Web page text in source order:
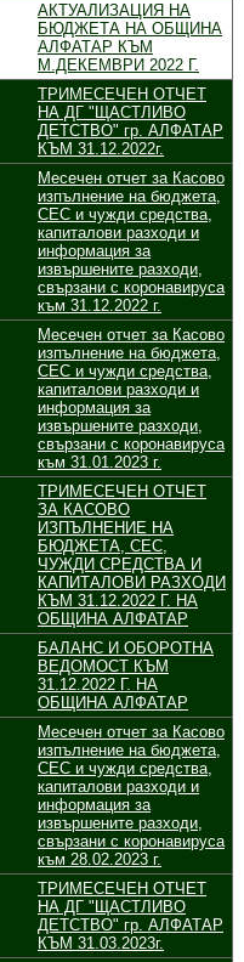
АКТУАЛИЗАЦИЯ НА
БЮДЖЕТА НА ОБЩИНА
АЛФАТАР КЪМ
М.ДЕКЕМВРИ 2022 Г.
ТРИМЕСЕЧЕН ОТЧЕТ
НА ДГ "ЩАСТЛИВО
ДЕТСТВО" гр. АЛФАТАР
КЪМ 31.12.2022г.
Месечен отчет за Касово
изпълнение на бюджета,
СЕС и чужди средства,
капиталови разходи и
информация за
извършените разходи,
свързани с коронавируса
към 31.12.2022 г.
Месечен отчет за Касово
изпълнение на бюджета,
СЕС и чужди средства,
капиталови разходи и
информация за
извършените разходи,
свързани с коронавируса
към 31.01.2023 г.
ТРИМЕСЕЧЕН ОТЧЕТ
ЗА КАСОВО
ИЗПЪЛНЕНИЕ НА
БЮДЖЕТА, СЕС,
ЧУЖДИ СРЕДСТВА И
КАПИТАЛОВИ РАЗХОДИ
КЪМ 31.12.2022 Г. НА
ОБЩИНА АЛФАТАР
БАЛАНС И ОБОРОТНА
ВЕДОМОСТ КЪМ
31.12.2022 Г. НА
ОБЩИНА АЛФАТАР
Месечен отчет за Касово
изпълнение на бюджета,
СЕС и чужди средства,
капиталови разходи и
информация за
извършените разходи,
свързани с коронавируса
към 28.02.2023 г.
ТРИМЕСЕЧЕН ОТЧЕТ
НА ДГ "ЩАСТЛИВО
ДЕТСТВО" гр. АЛФАТАР
КЪМ 31.03.2023г.